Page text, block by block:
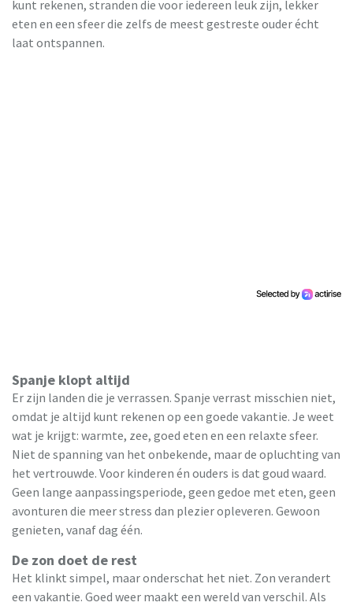
kunt rekenen, stranden die voor iedereen leuk zijn, lekker
eten en een sfeer die zelfs de meest gestreste ouder écht
laat ontspannen.
Spanje klopt altijd
Er zijn landen die je verrassen. Spanje verrast misschien niet,
omdat je altijd kunt rekenen op een goede vakantie. Je weet
wat je krijgt: warmte, zee, goed eten en een relaxte sfeer.
Niet de spanning van het onbekende, maar de opluchting van
het vertrouwde. Voor kinderen én ouders is dat goud waard.
Geen lange aanpassingsperiode, geen gedoe met eten, geen
avonturen die meer stress dan plezier opleveren. Gewoon
genieten, vanaf dag één.
De zon doet de rest
Het klinkt simpel, maar onderschat het niet. Zon verandert
een vakantie. Goed weer maakt een wereld van verschil. Als